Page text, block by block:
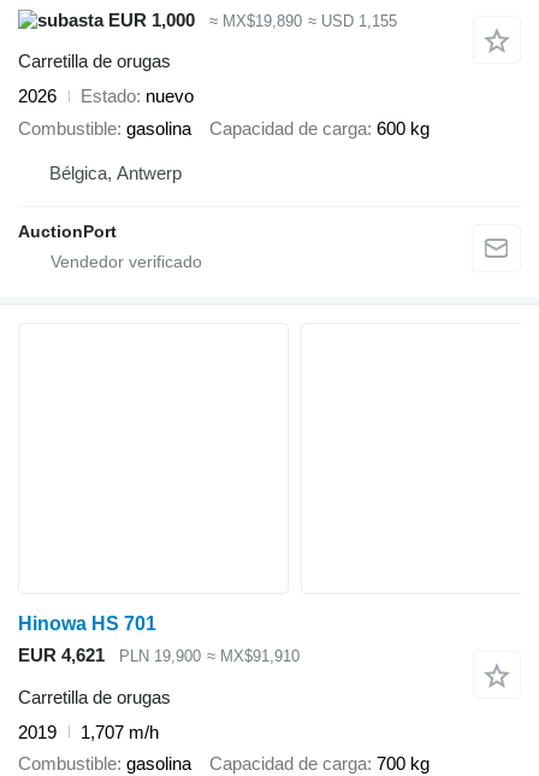
EUR 1,000
≈ MX$19,890 ≈ USD 1,155
Carretilla de orugas
2026
Estado nuevo
Combustible gasolina Capacidad de carga 600 kg
Bélgica, Antwerp
AuctionPort
Hinowa HS 701
EUR 4,621
PLN 19,900 ≈ MX$91,910
Carretilla de orugas
2019
1,707 m/h
Combustible gasolina Capacidad de carga 700 kg